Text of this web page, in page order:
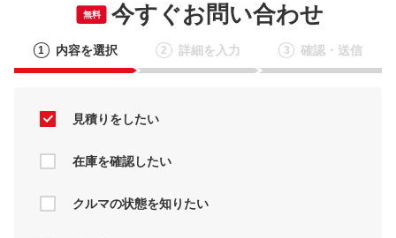
無料 今すぐお問い合わせ
1 内容を選択 2 詳細を入力 3 確認・送信
見積りをしたい
在庫を確認したい
クルマの状態を知りたい